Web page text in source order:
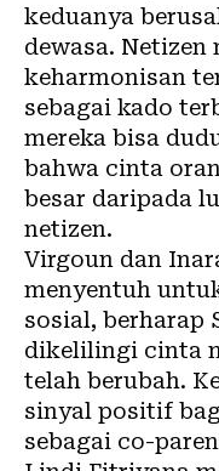
keduanya
dewasa. Netizen
keharmonisan
sebagai kado
mereka bisa
bahwa cinta
besar daripada
netizen.
Virgoun dan
menyentuh
sosial, berharap
dikelilingi cinta
telah berubah.
sinyal positif
sebagai co-